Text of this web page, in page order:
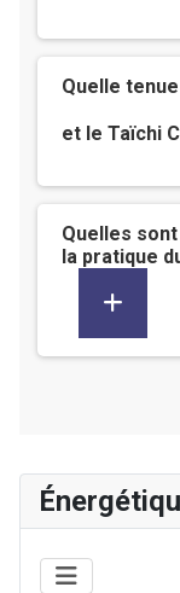
Quelle
et le Taïchi
Quelles
la pratique